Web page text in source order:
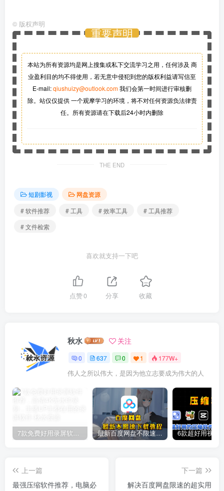
© 版权声明
重要声明
本站为所有资源均是网上搜集或私下交流学习之用，任何涉及 商
业盈利目的均不得使用，若无意中侵犯到您的版权利益请写信至
E-mail:qiushuizy@outlook.com我们会第一时间进行审核删
除。站仅仅提供 一个观摩学习的环境，将不对任何资源负法律责
任。所有资源请在下载后24小时内删除
THE END
短剧影视
网盘资源
# 软件推荐
# 工具 # 效率工具
# 工具推荐
# 文件检索
喜欢就支持一下吧
点赞0 分享 收藏
秋水 关注
0 637 0 1 177W+
伟人之所以伟大，是因为他立志要成为伟大的人
7款免费好用录屏软件推荐，高清4K无水印录制，主播UP主都在用的录屏软件 最新百度网盘不限速下载教程
上一篇
最强压缩软件推荐，电脑必
下一篇
解决百度网盘限速的超实用